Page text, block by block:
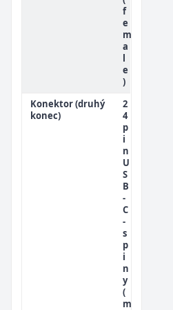
f
e
m
a
l
e
)
Konektor (druhý
konec)
2
4
p
i
n
U
S
B
-
C
-
s
p
i
n
y
(
m